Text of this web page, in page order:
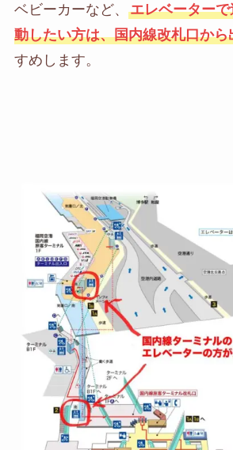
ベビーカーなど、 エレベーター
動したい方は、国内線改札口から
すめします。